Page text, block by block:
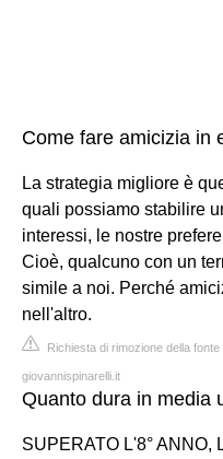
Come fare amicizia in
La strategia migliore è
quali possiamo stabilire
interessi, le nostre
Cioè, qualcuno con un
simile a noi. Perché
nell'altro.
Richiesta di rimozione della fonte
giovannispinarelli.it
Quanto dura in media
SUPERATO L'8° ANNO,